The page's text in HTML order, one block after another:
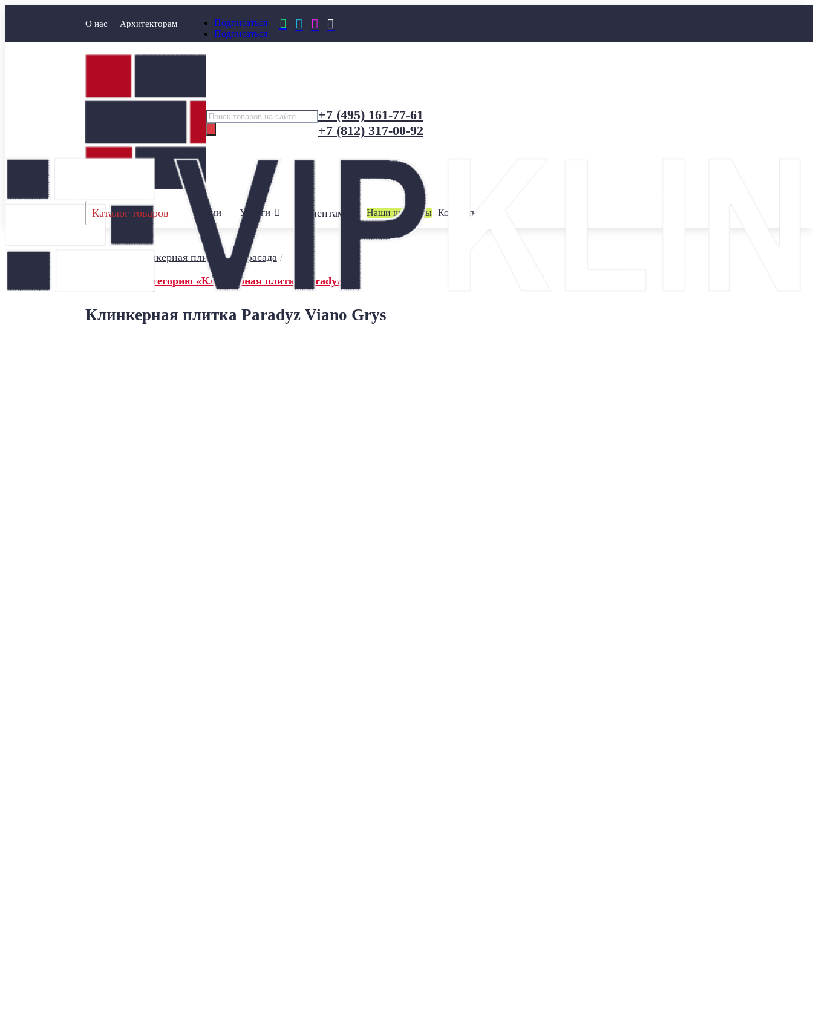
О нас Архитекторам
Подписаться
Подписаться
   
Поиск
товаров
+7 (495) 161-77-61
+7 (812) 317-00-92
Каталог товаров Акции Услуги Клиентам Наши шоурумы Контакты
Клинкерная плитка для фасада/
← Назад в категорию «Клинкерная плитка Paradyz»
Клинкерная плитка Paradyz Viano Grys